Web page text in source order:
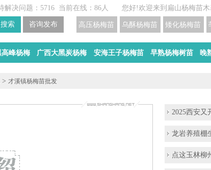
您好!欢迎来到扁山杨梅苗
解决问题：5716 当前在线：86人
矮化杨梅苗价
乌酥杨梅苗培育基地
高压杨梅苗
高峰杨梅 广西大黑炭杨梅 安海王子杨梅苗 早熟杨梅树苗 晚
> 才溪镇杨梅苗批发
2025西安又
龙岩养殖棚
点这玉林柳